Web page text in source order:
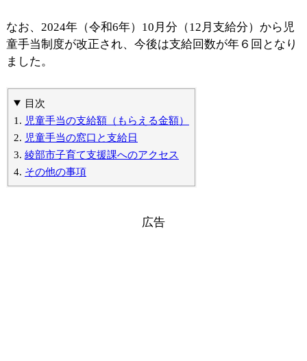
なお、2024年（令和6年）10月分（12月支給分）から児
童手当制度が改正され、今後は支給回数が年６回となり
ました。
目次
児童手当の支給額（もらえる金額）
児童手当の窓口と支給日
綾部市子育て支援課へのアクセス
その他の事項